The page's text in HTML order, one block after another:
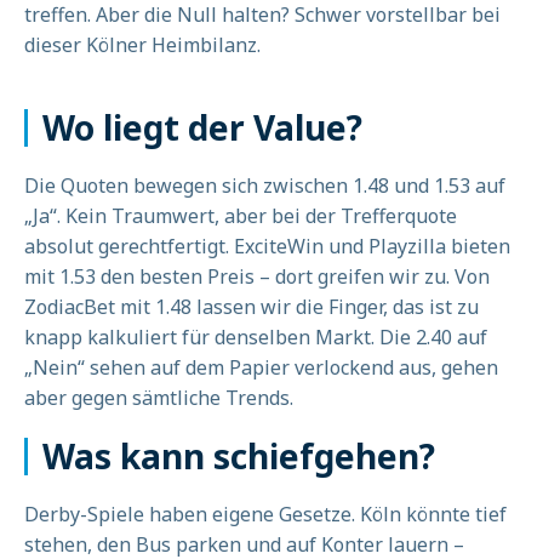
treffen. Aber die Null halten? Schwer vorstellbar bei
dieser Kölner Heimbilanz.
Wo liegt der Value?
Die Quoten bewegen sich zwischen 1.48 und 1.53 auf
„Ja“. Kein Traumwert, aber bei der Trefferquote
absolut gerechtfertigt. ExciteWin und Playzilla bieten
mit 1.53 den besten Preis – dort greifen wir zu. Von
ZodiacBet mit 1.48 lassen wir die Finger, das ist zu
knapp kalkuliert für denselben Markt. Die 2.40 auf
„Nein“ sehen auf dem Papier verlockend aus, gehen
aber gegen sämtliche Trends.
Was kann schiefgehen?
Derby-Spiele haben eigene Gesetze. Köln könnte tief
stehen, den Bus parken und auf Konter lauern –